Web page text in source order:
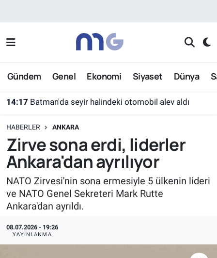
Gündem Genel Ekonomi Siyaset Dünya
14:17 Batman'da seyir halindeki otomobil alev aldı
HABERLER ANKARA
Zirve sona erdi, liderler
Ankara'dan ayrılıyor
NATO Zirvesi'nin sona ermesiyle 5 ülkenin lideri
ve NATO Genel Sekreteri Mark Rutte
Ankara'dan ayrıldı.
08.07.2026 - 19:26
YAYINLANMA
Nöbetçi Eczaneler
Hava Durumu
Süper Lig Puan Durumu ve Fikstür
Tüm Manşetler
Son Dakika Haberleri
Haber Arşivi